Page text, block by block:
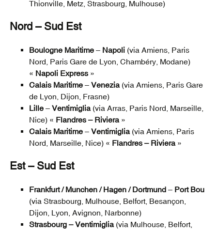
Thionville, Metz, Strasbourg, Mulhouse)
Nord – Sud Est
Boulogne Maritime – Napoli (via Amiens, Paris
Nord, Paris Gare de Lyon, Chambéry, Modane)
« Napoli Express »
Calais Maritime – Venezia(via Amiens, Paris Gare
de Lyon, Dijon, Frasne)
Lille – Ventimiglia(via Arras, Paris Nord, Marseille,
Nice) « Flandres – Riviera»
Calais Maritime – Ventimiglia(via Amiens, Paris
Nord, Marseille, Nice) « Flandres – Riviera»
Est – Sud Est
Frankfurt / Munchen / Hagen / Dortmund – Port Bou
(via Strasbourg, Mulhouse, Belfort, Besançon,
Dijon, Lyon, Avignon, Narbonne)
Strasbourg –Ventimiglia (via Mulhouse, Belfort,